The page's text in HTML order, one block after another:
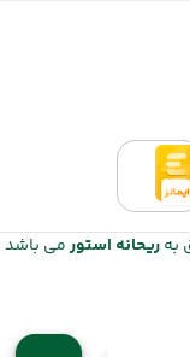
بهریحانه استورمی باشد